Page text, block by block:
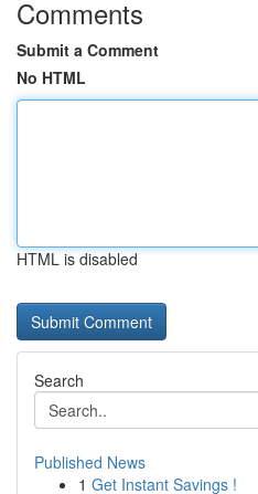
Comments
Submit a Comment
No HTML
HTML is disabled
Search
Published News
1 Get Instant Savings !